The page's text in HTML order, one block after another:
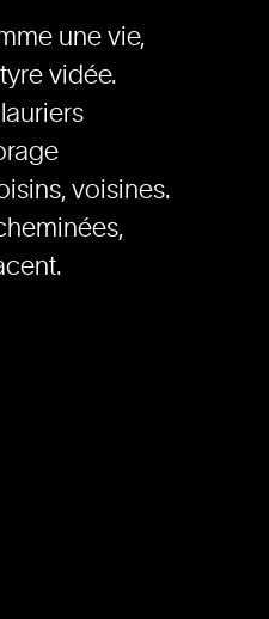
une vie,
vidée.
voisines.